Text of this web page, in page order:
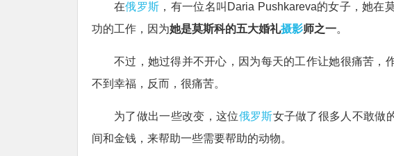
在俄罗斯 ，有一位名叫Daria Pushkareva的女子，她
功的工作，因为她是莫斯科的五大婚礼摄影师之一。
不过，她过得并不开心，因为每天的工作让她很痛苦，
不到幸福，反而，很痛苦。
为了做出一些改变，这位俄罗斯女子做了很多人不敢做
间和金钱，来帮助一些需要帮助的动物。